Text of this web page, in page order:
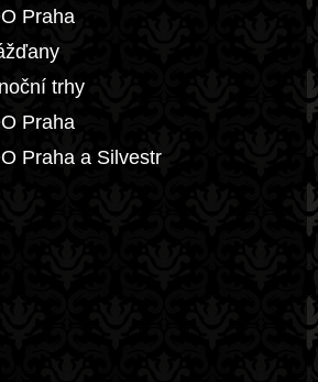
Praha
trhy
Praha
Praha a Silvestr